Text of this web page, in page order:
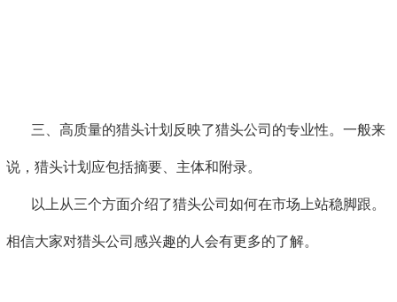
三、高质量的猎头计划反映了猎头公司的专业性。一般来
说，猎头计划应包括摘要、主体和附录。
以上从三个方面介绍了猎头公司如何在市场上站稳脚跟。
相信大家对猎头公司感兴趣的人会有更多的了解。